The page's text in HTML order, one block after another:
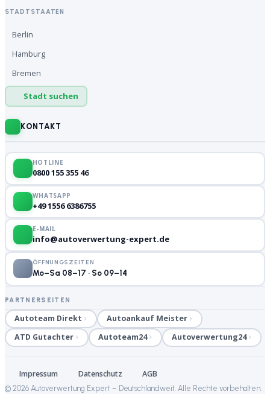
STADTSTAATEN
Berlin
Hamburg
Bremen
Stadt suchen
KONTAKT
HOTLINE
0800 155 355 46
WHATSAPP
+49 1556 6386755
E-MAIL
info@autoverwertung-expert.de
ÖFFNUNGSZEITEN
Mo–Sa 08–17 · So 09–14
PARTNERSEITEN
Autoteam Direkt
Autoankauf Meister
ATD Gutachter
Autoteam24 Autoverwertung24
Impressum Datenschutz AGB
© 2026 Autoverwertung Expert – Deutschlandweit. Alle Rechte vorbehalten.